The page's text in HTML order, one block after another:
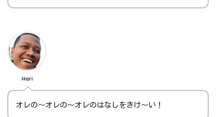
Hari
オレの～オレの～オレのはなしをきけ～い！